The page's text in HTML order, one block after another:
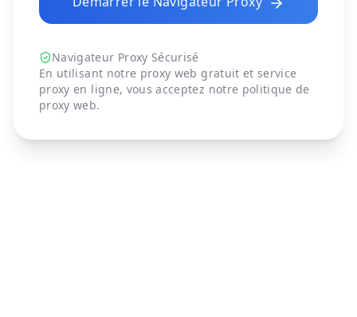
Navigateur Proxy Sécurisé
En utilisant notre proxy web gratuit et service
proxy en ligne, vous acceptez notre politique de
proxy web.